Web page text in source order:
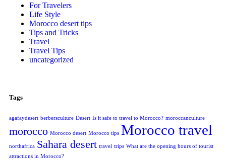
For Travelers
Life Style
Morocco desert tips
Tips and Tricks
Travel
Travel Tips
uncategorized
Tags
agafaydesert berbersculture Desert Is it safe to travel to Morocco? moroccanculture
morocco Morocco desert Morocco tips Morocco travel
northafrica Sahara desert travel trips What are the opening hours of tourist
attractions in Morocco?